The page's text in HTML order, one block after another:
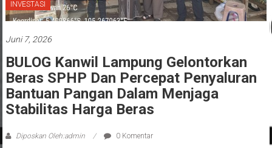
Juni 7, 2026
BULOG Kanwil Lampung Gelontorkan
Beras SPHP Dan Percepat Penyaluran
Bantuan Pangan Dalam Menjaga
Stabilitas Harga Beras